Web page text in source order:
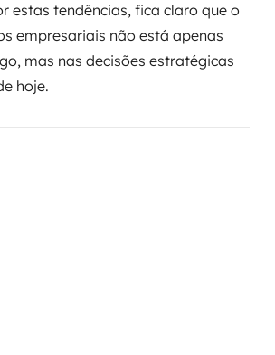
estas tendências, fica claro que o
empresariais não está apenas
mas nas decisões estratégicas
hoje.